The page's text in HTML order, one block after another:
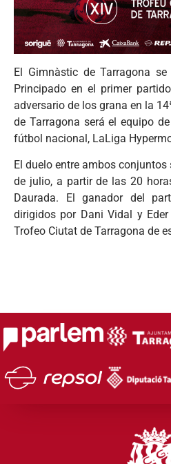
El Gimnàstic de Tarragona
Principado en el primer
adversario de los grana en la
de Tarragona será el equipo
fútbol nacional, LaLiga
El duelo entre ambos
de julio, a partir de las 20
Daurada. El ganador del
dirigidos por Dani Vidal y
Trofeo Ciutat de Tarragona de